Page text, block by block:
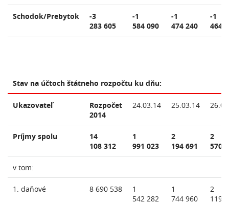
Schodok/Prebytok
-3
283 605
-1
584 090
-1
474 240
-1
464
Stav na účtoch štátneho rozpočtu ku dňu:
Ukazovateľ
Rozpočet
2014
24.03.14 25.03.14
Príjmy spolu
14
108 312
1
991 023
2
194 691
2
570
v tom:
1. daňové 8 690 538
1
542 282
1
744 960
2
119